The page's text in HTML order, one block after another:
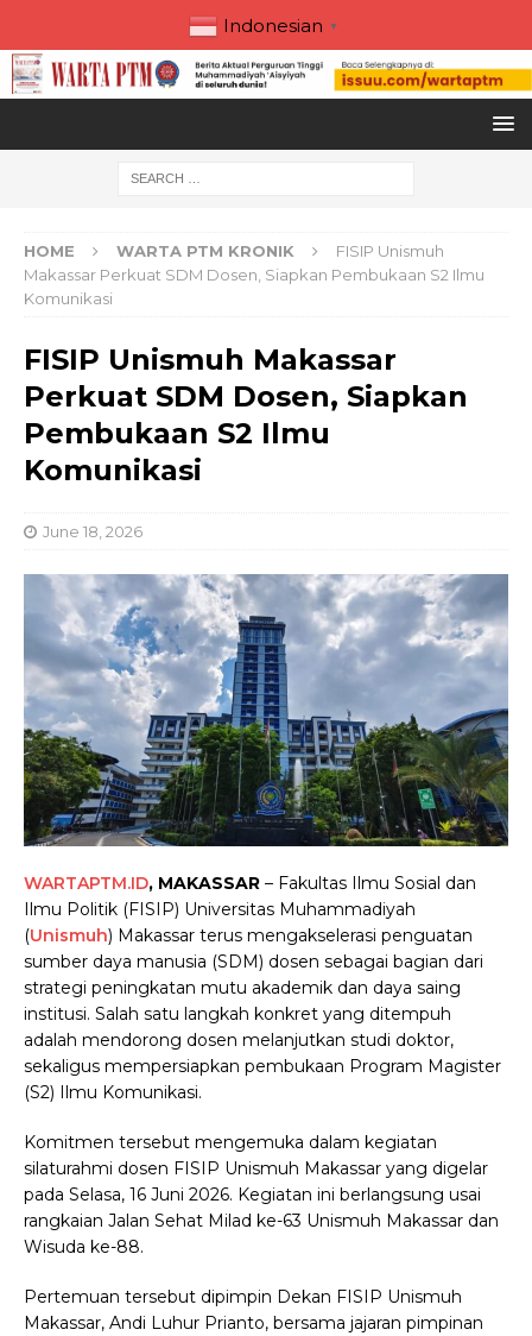
Indonesian ▼
HOME WARTA PTM KRONIK
FISIP Unismuh
Makassar Perkuat SDM Dosen, Siapkan Pembukaan S2 Ilmu
Komunikasi
FISIP Unismuh Makassar
Perkuat SDM Dosen, Siapkan
Pembukaan S2 Ilmu
Komunikasi
June 18, 2026
WARTAPTM.ID, MAKASSAR – Fakultas Ilmu Sosial dan
Ilmu Politik (FISIP) Universitas Muhammadiyah
(Unismuh) Makassar terus mengakselerasi penguatan
sumber daya manusia (SDM) dosen sebagai bagian dari
strategi peningkatan mutu akademik dan daya saing
institusi. Salah satu langkah konkret yang ditempuh
adalah mendorong dosen melanjutkan studi doktor,
sekaligus mempersiapkan pembukaan Program Magister
(S2) Ilmu Komunikasi.
Komitmen tersebut mengemuka dalam kegiatan
silaturahmi dosen FISIP Unismuh Makassar yang digelar
pada Selasa, 16 Juni 2026. Kegiatan ini berlangsung usai
rangkaian Jalan Sehat Milad ke-63 Unismuh Makassar dan
Wisuda ke-88.
Pertemuan tersebut dipimpin Dekan FISIP Unismuh
Makassar, Andi Luhur Prianto, bersama jajaran pimpinan